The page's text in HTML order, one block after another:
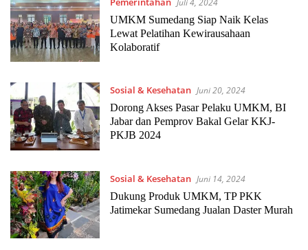
UMKM Sumedang Siap Naik Kelas
Lewat Pelatihan Kewirausahaan
Kolaboratif
Sosial & Kesehatan Juni 20, 2024
Dorong Akses Pasar Pelaku UMKM, BI
Jabar dan Pemprov Bakal Gelar KKJ-
PKJB 2024
Sosial & Kesehatan Juni 14, 2024
Dukung Produk UMKM, TP PKK
Jatimekar Sumedang Jualan Daster Murah